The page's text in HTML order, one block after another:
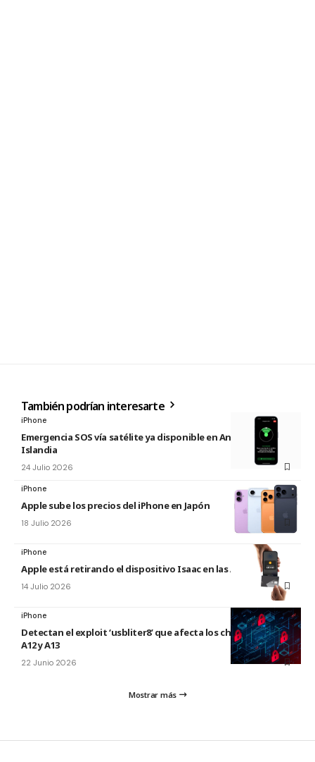
También podrían interesarte
iPhone
Emergencia SOS vía satélite ya disponible en Andorra e
Islandia
24 Julio 2026
iPhone
Apple sube los precios del iPhone en Japón
18 Julio 2026
iPhone
Apple está retirando el dispositivo Isaac en las Apple Store
14 Julio 2026
iPhone
Detectan el exploit ‘usbliter8’ que afecta los chips de Apple
A12 y A13
22 Junio 2026
Mostrar más